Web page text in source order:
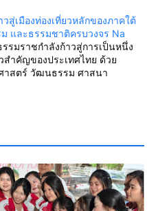
สู่เมืองท่องเที่ยวหลักของภาคใต้
และธรรมชาติครบวงจร Na
รมราชกำลังก้าวสู่การเป็นหนึ่ง
สำคัญของประเทศไทย ด้วย
าสตร์ วัฒนธรรม ศาสนา